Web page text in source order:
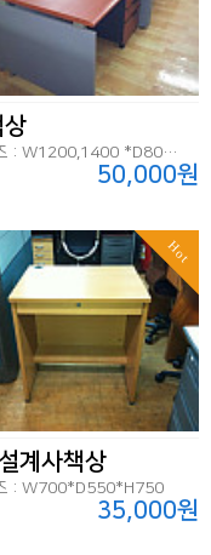
상
사이즈 : W1200,1400 *D800 *H720
50,000원
Hot
계사책상
: W700*D550*H750
35,000원